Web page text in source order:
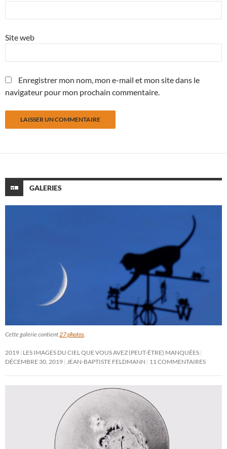
Site web
Enregistrer mon nom, mon e-mail et mon site dans le
navigateur pour mon prochain commentaire.
GALERIES
Cette galerie contient 27 photos
2019 : LES IMAGES DU CIEL QUE VOUS AVEZ (PEUT-ÊTRE) MANQUÉES
DÉCEMBRE 30, 2019
JEAN-BAPTISTE FELDMANN 11 COMMENTAIRES